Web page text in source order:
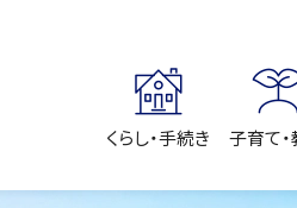
くらし・手続き 子育て